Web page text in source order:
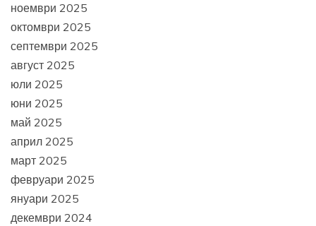
ноември 2025
октомври 2025
септември 2025
август 2025
юли 2025
юни 2025
май 2025
април 2025
март 2025
февруари 2025
януари 2025
декември 2024